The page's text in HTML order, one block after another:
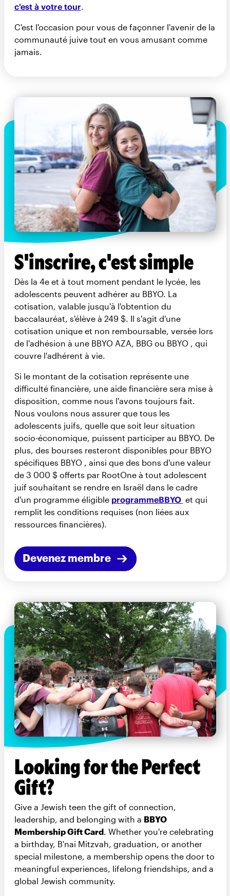
c'est à votre tour
C'est l'occasion pour vous de façonner l'avenir de la
communauté juive tout en vous amusant comme
jamais.
S'inscrire, c'est simple
Dès la 4e et à tout moment pendant le lycée, les
adolescents peuvent adhérer au BBYO. La
cotisation, valable jusqu'à l'obtention du
baccalauréat, s'élève à 249 $. Il s'agit d'une
cotisation unique et non remboursable, versée lors
de l'adhésion à une BBYO AZA, BBG ou BBYO , qui
couvre l'adhérent à vie.
Si le montant de la cotisation représente une
difficulté financière, une aide financière sera mise à
disposition, comme nous l'avons toujours fait.
Nous voulons nous assurer que tous les
adolescents juifs, quelle que soit leur situation
socio-économique, puissent participer au BBYO. De
plus, des bourses resteront disponibles pour BBYO
spécifiques BBYO , ainsi que des bons d'une valeur
de 3 000 $ offerts par RootOne à tout adolescent
juif souhaitant se rendre en Israël dans le cadre
d'un programme éligible programmeBBYO et qui
remplit les conditions requises (non liées aux
ressources financières).
Devenez membre
Looking for the Perfect
Gift?
Give a Jewish teen the gift of connection,
leadership, and belonging with a BBYO
Membership Gift Card. Whether you're celebrating
a birthday, B'nai Mitzvah, graduation, or another
special milestone, a membership opens the door to
meaningful experiences, lifelong friendships, and a
global Jewish community.